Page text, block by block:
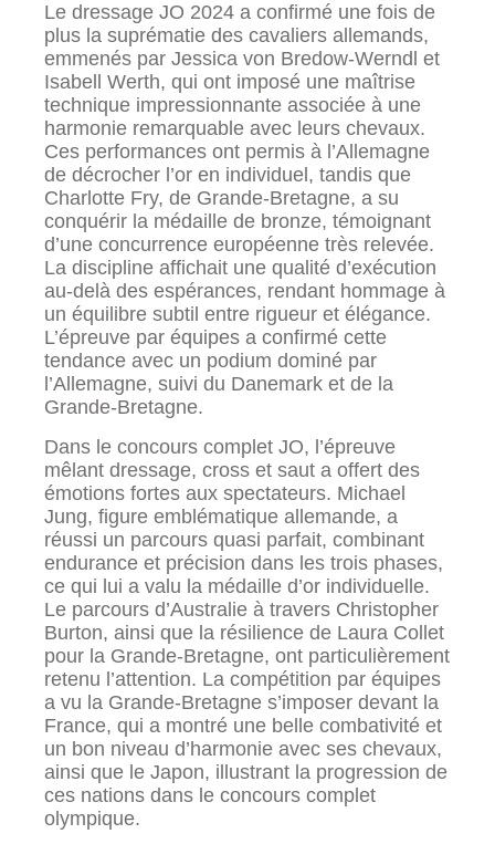
Le dressage JO 2024 a confirmé une fois de
plus la suprématie des cavaliers allemands,
emmenés par Jessica von Bredow-Werndl et
Isabell Werth, qui ont imposé une maîtrise
technique impressionnante associée à une
harmonie remarquable avec leurs chevaux.
Ces performances ont permis à l’Allemagne
de décrocher l’or en individuel, tandis que
Charlotte Fry, de Grande-Bretagne, a su
conquérir la médaille de bronze, témoignant
d’une concurrence européenne très relevée.
La discipline affichait une qualité d’exécution
au-delà des espérances, rendant hommage à
un équilibre subtil entre rigueur et élégance.
L’épreuve par équipes a confirmé cette
tendance avec un podium dominé par
l’Allemagne, suivi du Danemark et de la
Grande-Bretagne.
Dans le concours complet JO, l’épreuve
mêlant dressage, cross et saut a offert des
émotions fortes aux spectateurs. Michael
Jung, figure emblématique allemande, a
réussi un parcours quasi parfait, combinant
endurance et précision dans les trois phases,
ce qui lui a valu la médaille d’or individuelle.
Le parcours d’Australie à travers Christopher
Burton, ainsi que la résilience de Laura Collet
pour la Grande-Bretagne, ont particulièrement
retenu l’attention. La compétition par équipes
a vu la Grande-Bretagne s’imposer devant la
France, qui a montré une belle combativité et
un bon niveau d’harmonie avec ses chevaux,
ainsi que le Japon, illustrant la progression de
ces nations dans le concours complet
olympique.